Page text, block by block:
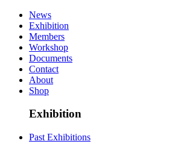
News
Exhibition
Members
Workshop
Documents
Contact
About
Shop
Exhibition
Past Exhibitions